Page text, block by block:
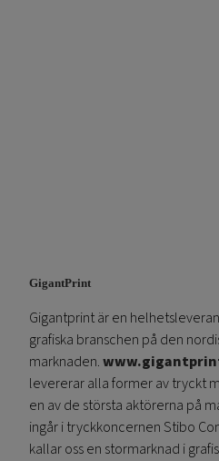
GigantPrint
Gigantprint är en
grafiska branschen på den
marknaden.
levererar alla former av tryckt
en av de största aktörerna på
ingår i tryckkoncernen Stibo
kallar oss en stormarknad i